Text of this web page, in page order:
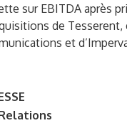
sur EBITDA après
de Tesserent,
et